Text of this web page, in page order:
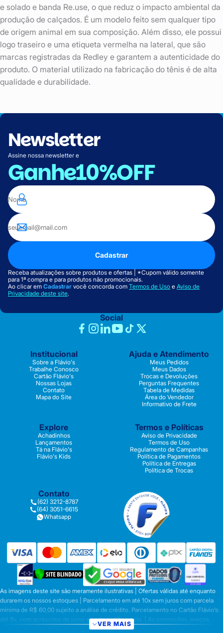
e solado e banda Re.use, o que reduz o impacto ambiental da
produção de calçados. É um modelo feito sem qualquer tipo
de origem animal em sua composição. Além disso, ele possui
logo traseiro e uma etiqueta vermelha na lateral, que são
marcas registradas da Redley e garantem a autenticidade do
produto. O material utilizado na fabricação do tênis é de alta
qualidade e durabilidade.
Newsletter
Assine nossa newsletter e
Ganhe10%OFF
Cadastrar
Receba atualizações sobre produtos e ofertas | *Cupom válido somente
para 1ª compra e para produtos não promocionais.
Ao clicar em Cadastrar você concorda com Termos de Uso e Aviso de
Privacidade deste site.
Social
Institucional
Sobre a Flávio's
Trabalhe Conosco
Cartão Flávio's
Nossas Lojas
Contato
Mapa do Site
Ajuda e Atendimento
Meus Pedidos
Meus Dados
Trocas e Devoluções
Perguntas Frequentes
Tabela de Medidas
Área do Vendedor
Informativo de Frete
Explore
Achadinhos
Lançamentos
Tá na Flávio's
Flávio's Kids
Termos e Políticas
Aviso de Privacidade
Termos de Uso
Regulamento de Campanhas
Política de Pagamentos
Política de Entregas
Política de Trocas
Contato
(62) 3212-8787
(64) 3051-6615
Whatsapp
As imagens deste site são meramente ilustrativas | Ofertas válidas até enquanto
durarem os nossos estoques | Parcelamento em até 10x sem juros com parcela
mínima de R$ 60,00 sujeito a análise de crédito. Parcelamento no Cartão Flávio’s:
até 8x, com acréscimo de juros a partir da 6ª parcela. | As promoções, preços,
parcelamentos e condições de pagamento são válidas apenas para compras
VER MAIS